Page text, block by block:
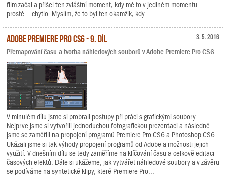
film začal a přišel ten zvláštní moment, kdy mě to v jediném momentu
prostě... chytlo. Myslím, že to byl ten okamžik, kdy...
3. 5. 2016
Adobe Premiere Pro CS6 - 9. díl
Přemapování času a tvorba náhledových souborů v Adobe Premiere Pro CS6.
V minulém dílu jsme si probrali postupy při práci s grafickými soubory.
Nejprve jsme si vytvořili jednoduchou fotografickou prezentaci a následně
jsme se zaměřili na propojení programů Premiere Pro CS6 a Photoshop CS6.
Ukázali jsme si tak výhody propojení programů od Adobe a možnosti jejich
využití. V dnešním dílu se tedy zaměříme na klíčování času a celkově editaci
časových efektů. Dále si ukážeme, jak vytvářet náhledové soubory a v závěru
se podíváme na syntetické klipy, které Premiere Pro...